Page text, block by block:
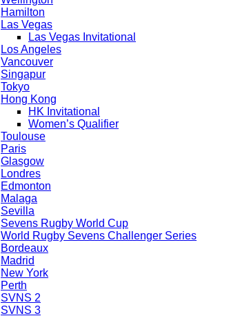
Hamilton
Las Vegas
Las Vegas Invitational
Los Angeles
Vancouver
Singapur
Tokyo
Hong Kong
HK Invitational
Women’s Qualifier
Toulouse
Paris
Glasgow
Londres
Edmonton
Malaga
Sevilla
Sevens Rugby World Cup
World Rugby Sevens Challenger Series
Bordeaux
Madrid
New York
Perth
SVNS 2
SVNS 3